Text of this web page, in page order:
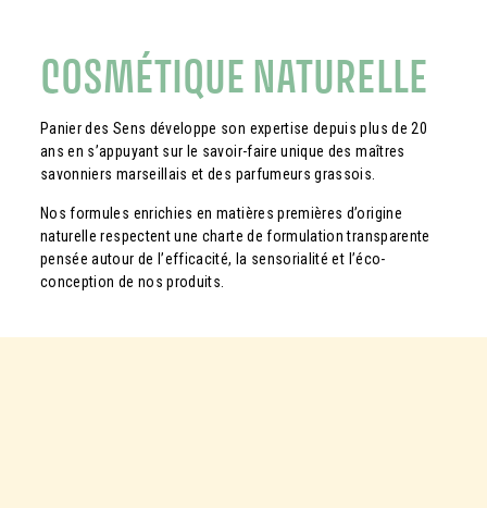
COSMÉTIQUE NATURELLE
Panier des Sens développe son expertise depuis plus de 20
ans en s’appuyant sur le savoir-faire unique des maîtres
savonniers marseillais et des parfumeurs grassois.
Nos formules enrichies en matières premières d’origine
naturelle respectent une charte de formulation transparente
pensée autour de l’efficacité, la sensorialité et l’éco-
conception de nos produits.